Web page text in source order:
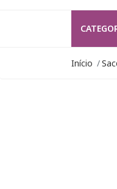
Início